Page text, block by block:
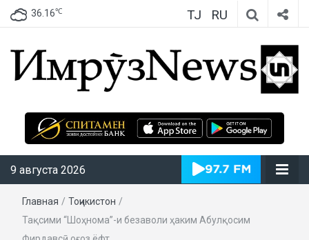
36.16℃ TJ RU
ИмрӯзNews
9 августа 2026
Главная / Тоҷикистон /
Тақсими “Шоҳнома”-и безаволи ҳаким Абулқосим